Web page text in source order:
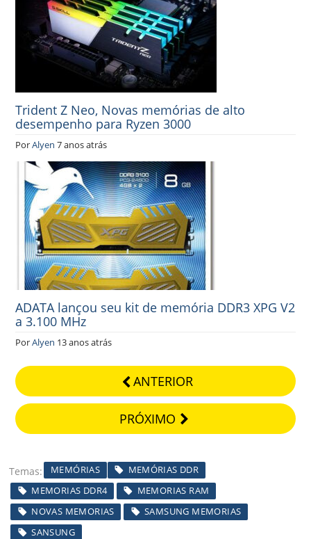
Trident Z Neo, Novas memórias de alto
desempenho para Ryzen 3000
PorAlyen 7 anos atrás
ADATA lançou seu kit de memória DDR3 XPG V2
a 3.100 MHz
PorAlyen 13 anos atrás
ANTERIOR
PRÓXIMO
Temas MEMÓRIAS
MEMÓRIAS DDR
MEMORIAS DDR4
MEMORIAS RAM
NOVAS MEMORIAS
SAMSUNG MEMORIAS
SANSUNG